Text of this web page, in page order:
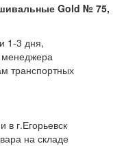
Gold № 75,
1-3 дня,
менеджера
транспортных
в г.Егорьевск
на складе